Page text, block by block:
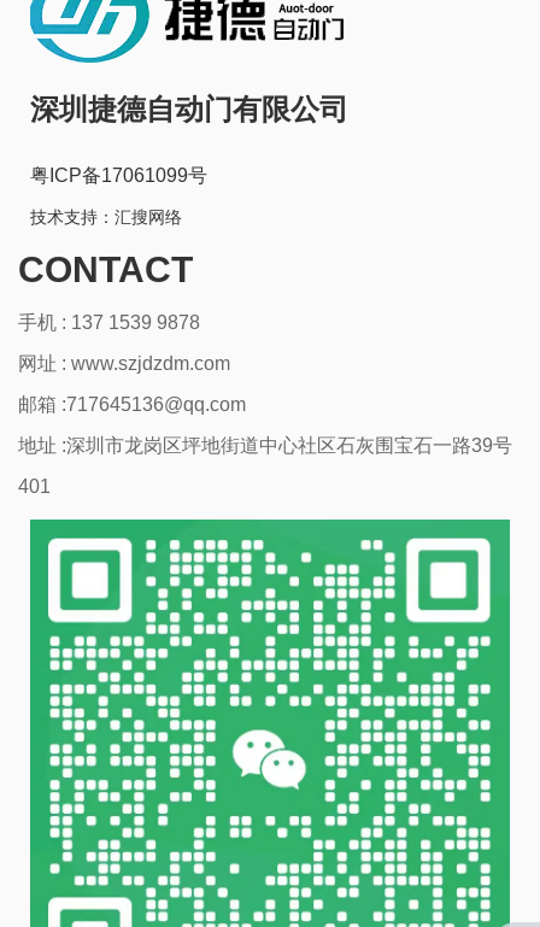
深圳捷德自动门有限公司
粤ICP备17061099号
技术支持： 汇搜网络
CONTACT
手机 : 137 1539 9878
网址 : www.szjdzdm.com
邮箱 :717645136@qq.com
地址 :深圳市龙岗区坪地街道中心社区石灰围宝石一路39号
401